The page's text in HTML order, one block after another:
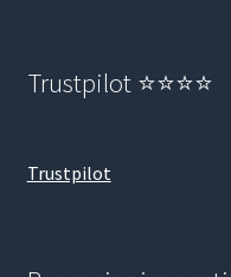
Trustpilot ⭐⭐⭐⭐
Trustpilot